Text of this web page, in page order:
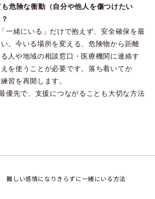
危険な衝動（自分や他人を傷つけたい
一緒にいる」だけで抱えず、安全確保を最
。今いる場所を変える、危険物から距離
人や地域の相談窓口・医療機関に連絡す
を使うことが必要です。落ち着いてか
習を再開します。
優先で、支援につながることも大切な方法
難しい感情になりきらずに一緒にいる方法